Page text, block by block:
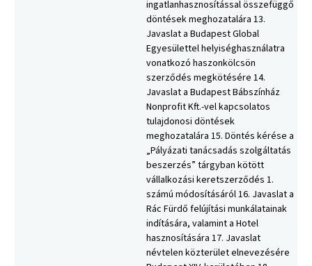
ingatlanhasznosítással összefüggő
döntések meghozatalára 13.
Javaslat a Budapest Global
Egyesülettel helyiséghasználatra
vonatkozó haszonkölcsön
szerződés megkötésére 14.
Javaslat a Budapest Bábszínház
Nonprofit Kft.-vel kapcsolatos
tulajdonosi döntések
meghozatalára 15. Döntés kérése a
„Pályázati tanácsadás szolgáltatás
beszerzés” tárgyban kötött
vállalkozási keretszerződés 1.
számú módosításáról 16. Javaslat a
Rác Fürdő felújítási munkálatainak
indítására, valamint a Hotel
hasznosítására 17. Javaslat
névtelen közterület elnevezésére